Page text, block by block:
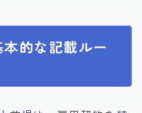
的な記載ルー